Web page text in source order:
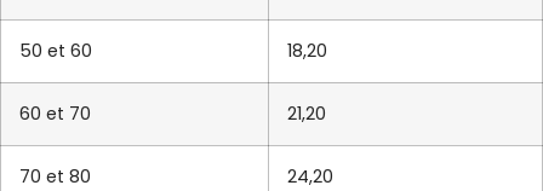
50 et 60 18,20
60 et 70 21,20
70 et 80 24,20